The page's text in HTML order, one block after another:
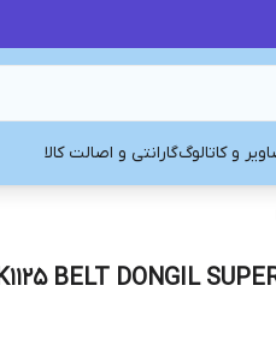
و کاتالوگگارانتی و اصالت کالا